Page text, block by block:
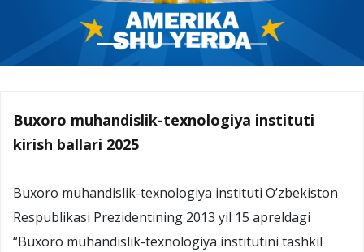
Buxoro muhandislik-texnologiya instituti
kirish ballari 2025
Buxoro muhandislik-texnologiya instituti O’zbekiston
Respublikasi Prezidentining 2013 yil 15 apreldagi
“Buxoro muhandislik-texnologiya institutini tashkil